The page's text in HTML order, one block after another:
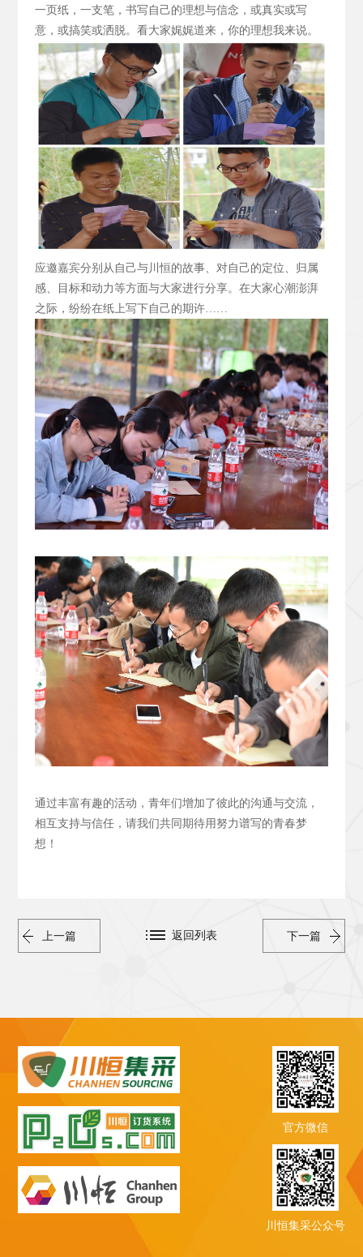
一页纸，一支笔，书写自己的理想与信念，或真实或写
意，或搞笑或洒脱。看大家娓娓道来，你的理想我来说。
应邀嘉宾分别从自己与川恒的故事、对自己的定位、归属
感、目标和动力等方面与大家进行分享。在大家心潮澎湃
之际，纷纷在纸上写下自己的期许……
通过丰富有趣的活动，青年们增加了彼此的沟通与交流，
相互支持与信任，请我们共同期待用努力谱写的青春梦
想！
上一篇 下一篇
返回列表
官方微信
川恒集采公众号